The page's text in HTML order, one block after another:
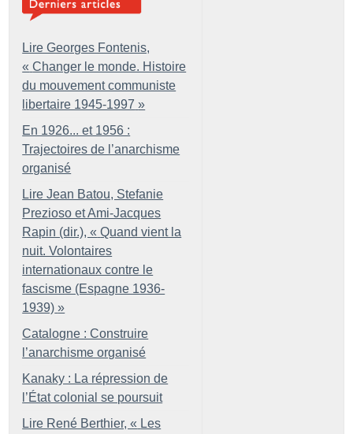
Lire Georges Fontenis,
« Changer le monde. Histoire
du mouvement communiste
libertaire 1945-1997 »
En 1926... et 1956 :
Trajectoires de l’anarchisme
organisé
Lire Jean Batou, Stefanie
Prezioso et Ami-Jacques
Rapin (dir.), « Quand vient la
nuit. Volontaires
internationaux contre le
fascisme (Espagne 1936-
1939) »
Catalogne : Construire
l’anarchisme organisé
Kanaky : La répression de
l’État colonial se poursuit
Lire René Berthier, « Les